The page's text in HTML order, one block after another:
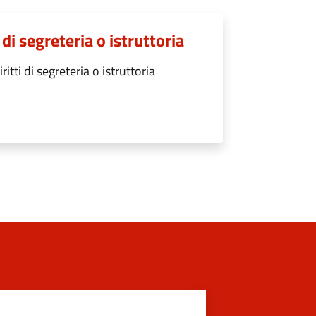
segreteria o istruttoria
di segreteria o istruttoria